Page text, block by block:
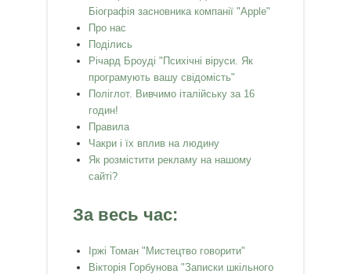
Біографія засновника компанії "Apple"
Про нас
Поділись
Річард Броуді "Психічні віруси. Як
програмують вашу свідомість"
Поліглот. Вивчимо італійську за 16
годин!
Правила
Чакри і їх вплив на людину
Як розмістити рекламу на нашому
сайті?
За весь час:
Іржі Томан "Мистецтво говорити"
Вікторія Горбунова "Записки шкільного